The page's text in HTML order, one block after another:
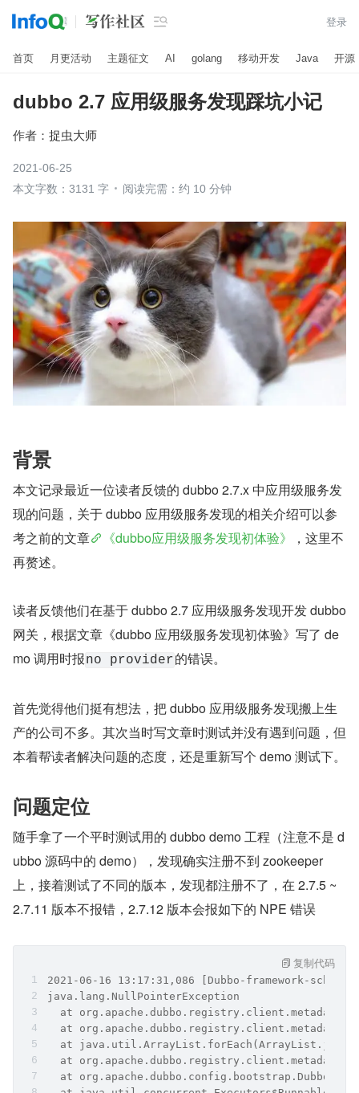
 登录
首页 月更活动 主题征文 AI golang 移动开发 Java 开源
dubbo 2.7 应用级服务发现踩坑小记
作者： 捉虫大师
2021-06-25
本文字数：3131 字
阅读完需：约 10 分钟
背景
本文记录最近一位读者反馈的 dubbo 2.7.x 中应用级服务发
现的问题，关于 dubbo 应用级服务发现的相关介绍可以参
考之前的文章
《dubbo应用级服务发现初体验》
，这里不
再赘述。
读者反馈他们在基于 dubbo 2.7 应用级服务发现开发 dubbo
网关，根据文章《dubbo 应用级服务发现初体验》写了 de
mo 调用时报no provider的错误。
首先觉得他们挺有想法，把 dubbo 应用级服务发现搬上生
产的公司不多。其次当时写文章时测试并没有遇到问题，但
本着帮读者解决问题的态度，还是重新写个 demo 测试下。
问题定位
随手拿了一个平时测试用的 dubbo demo 工程（注意不是 d
ubbo 源码中的 demo），发现确实注册不到 zookeeper
上，接着测试了不同的版本，发现都注册不了，在 2.7.5 ~
2.7.11 版本不报错，2.7.12 版本会报如下的 NPE 错误
2021-06-16 13:17:31,086 [Dubbo-framework-
java.lang.NullPointerException
at
at
at
at
at
复制代码